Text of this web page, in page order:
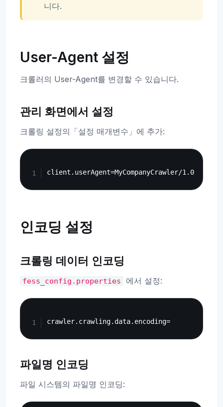
니다.
User-Agent 설정
크롤러의 User-Agent를 변경할 수 있습니다.
관리 화면에서 설정
크롤링 설정의「설정 매개변수」에 추가:
인코딩 설정
크롤링 데이터 인코딩
fess_config.properties 에서 설정:
파일명 인코딩
파일 시스템의 파일명 인코딩: